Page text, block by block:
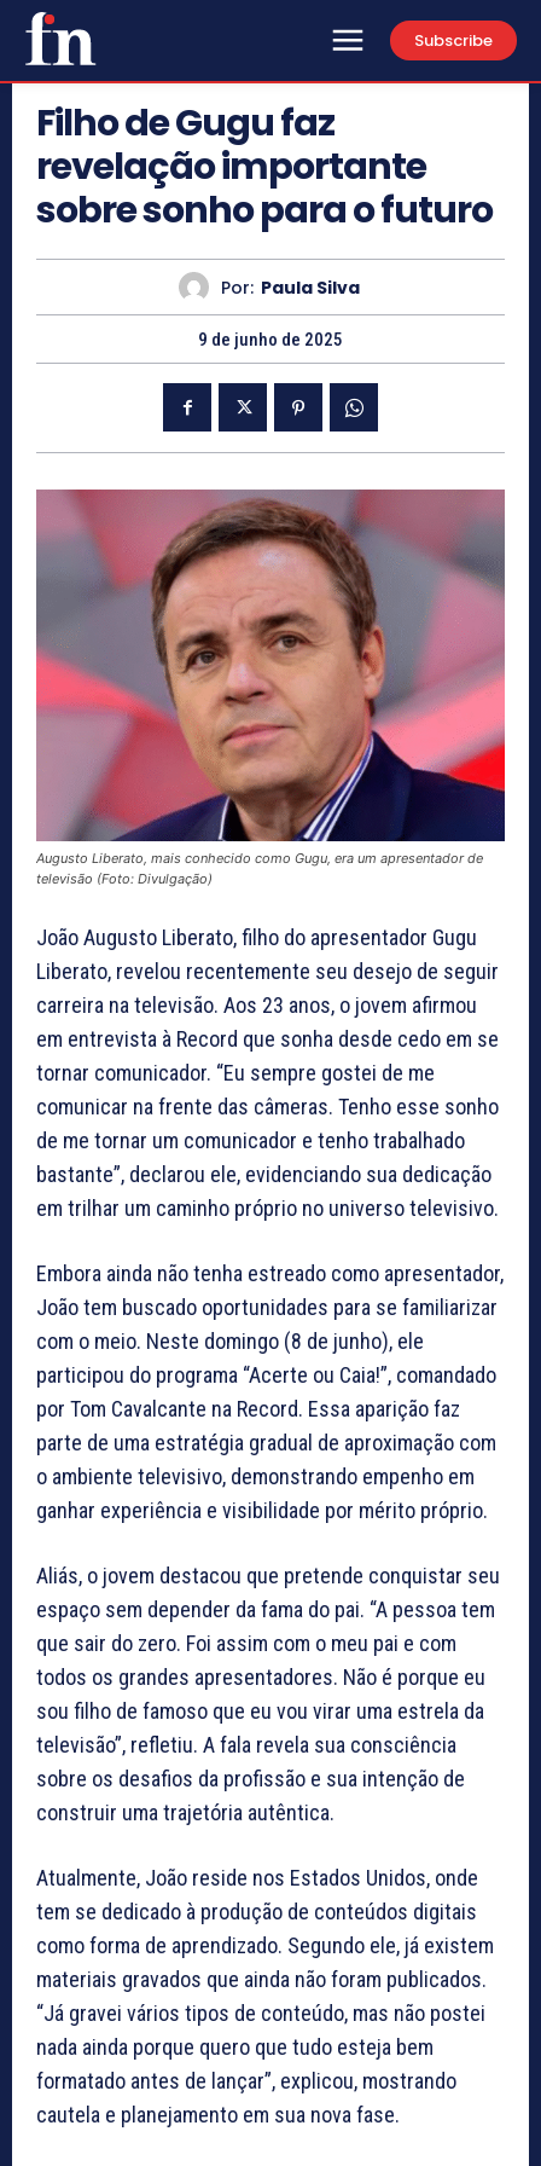
Subscribe
Filho de Gugu faz
revelação importante
sobre sonho para o futuro
Por: Paula Silva
9 de junho de 2025
Augusto Liberato, mais conhecido como Gugu, era um apresentador de
televisão (Foto: Divulgação)
João Augusto Liberato, filho do apresentador Gugu
Liberato, revelou recentemente seu desejo de seguir
carreira na televisão. Aos 23 anos, o jovem afirmou
em entrevista à Record que sonha desde cedo em se
tornar comunicador. “Eu sempre gostei de me
comunicar na frente das câmeras. Tenho esse sonho
de me tornar um comunicador e tenho trabalhado
bastante”, declarou ele, evidenciando sua dedicação
em trilhar um caminho próprio no universo televisivo.
Embora ainda não tenha estreado como apresentador,
João tem buscado oportunidades para se familiarizar
com o meio. Neste domingo (8 de junho), ele
participou do programa “Acerte ou Caia!”, comandado
por Tom Cavalcante na Record. Essa aparição faz
parte de uma estratégia gradual de aproximação com
o ambiente televisivo, demonstrando empenho em
ganhar experiência e visibilidade por mérito próprio.
Aliás, o jovem destacou que pretende conquistar seu
espaço sem depender da fama do pai. “A pessoa tem
que sair do zero. Foi assim com o meu pai e com
todos os grandes apresentadores. Não é porque eu
sou filho de famoso que eu vou virar uma estrela da
televisão”, refletiu. A fala revela sua consciência
sobre os desafios da profissão e sua intenção de
construir uma trajetória autêntica.
Atualmente, João reside nos Estados Unidos, onde
tem se dedicado à produção de conteúdos digitais
como forma de aprendizado. Segundo ele, já existem
materiais gravados que ainda não foram publicados.
“Já gravei vários tipos de conteúdo, mas não postei
nada ainda porque quero que tudo esteja bem
formatado antes de lançar”, explicou, mostrando
cautela e planejamento em sua nova fase.